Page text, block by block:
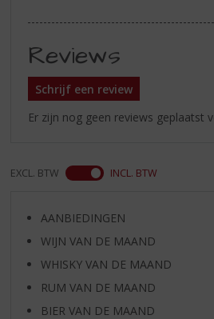
Reviews
Schrijf een review
Er zijn nog geen reviews geplaatst
EXCL. BTW INCL. BTW
AANBIEDINGEN
WIJN VAN DE MAAND
WHISKY VAN DE MAAND
RUM VAN DE MAAND
BIER VAN DE MAAND